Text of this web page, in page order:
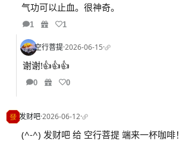
气功可以止血。很神奇。
1 1
空行菩提·2026-06-15·
谢谢!👍👍👍
0 0
发财吧·2026-06-12·
(^-^) 发财吧 给 空行菩提 端来一杯咖啡！